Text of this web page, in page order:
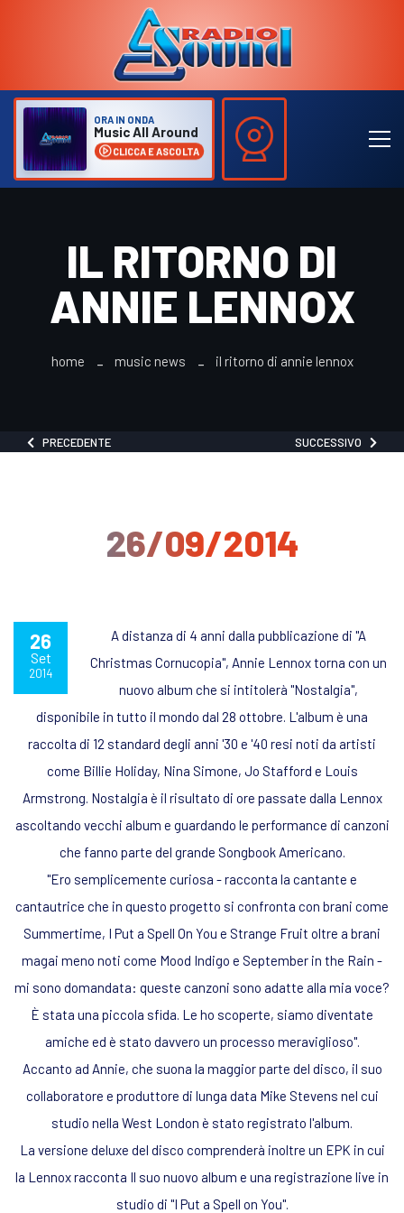
ORA IN ONDA
Music All Around
CLICCA E ASCOLTA
IL RITORNO DI
ANNIE LENNOX
home music news il ritorno di annie lennox
PRECEDENTE SUCCESSIVO
26/09/2014
26
Set
2014
A distanza di 4 anni dalla pubblicazione di "A
Christmas Cornucopia", Annie Lennox torna con un
nuovo album che si intitolerà "Nostalgia",
disponibile in tutto il mondo dal 28 ottobre. L'album è una
raccolta di 12 standard degli anni '30 e '40 resi noti da artisti
come Billie Holiday, Nina Simone, Jo Stafford e Louis
Armstrong. Nostalgia è il risultato di ore passate dalla Lennox
ascoltando vecchi album e guardando le performance di canzoni
che fanno parte del grande Songbook Americano.
"Ero semplicemente curiosa - racconta la cantante e
cantautrice che in questo progetto si confronta con brani come
Summertime, I Put a Spell On You e Strange Fruit oltre a brani
magai meno noti come Mood Indigo e September in the Rain -
mi sono domandata: queste canzoni sono adatte alla mia voce?
È stata una piccola sfida. Le ho scoperte, siamo diventate
amiche ed è stato davvero un processo meraviglioso".
Accanto ad Annie, che suona la maggior parte del disco, il suo
collaboratore e produttore di lunga data Mike Stevens nel cui
studio nella West London è stato registrato l'album.
La versione deluxe del disco comprenderà inoltre un EPK in cui
la Lennox racconta Il suo nuovo album e una registrazione live in
studio di "I Put a Spell on You".